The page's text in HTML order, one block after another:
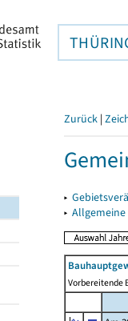
Zurück |
▸
▸
Vorbereitende